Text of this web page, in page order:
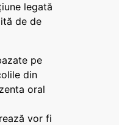
legată
de de
pe
din
oral
vor fi